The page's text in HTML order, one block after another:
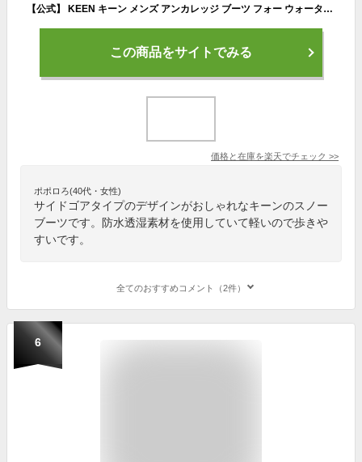
【公式】 KEEN キーン メンズ アンカレッジ ブーツ フォー ウォータープルーフ ANCHORAGE BOOT IV WP ブーツ スノーブーツ ミッドカット ミドルカット サイドゴアブーツ 防水 アウトドア キャンプ シンプル カジュアル 秋冬 冬 ブラウン 茶色
この商品をサイトでみる
価格と在庫を楽天でチェック >>
ポポロろ(40代・女性)
サイドゴアタイプのデザインがおしゃれなキーンのスノー
ブーツです。防水透湿素材を使用していて軽いので歩きや
すいです。
全てのおすすめコメント（2件）
6